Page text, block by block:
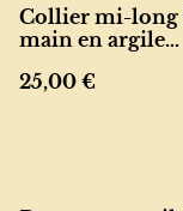
Collier mi-long
main en argile
inoxydable doré
25,00 €